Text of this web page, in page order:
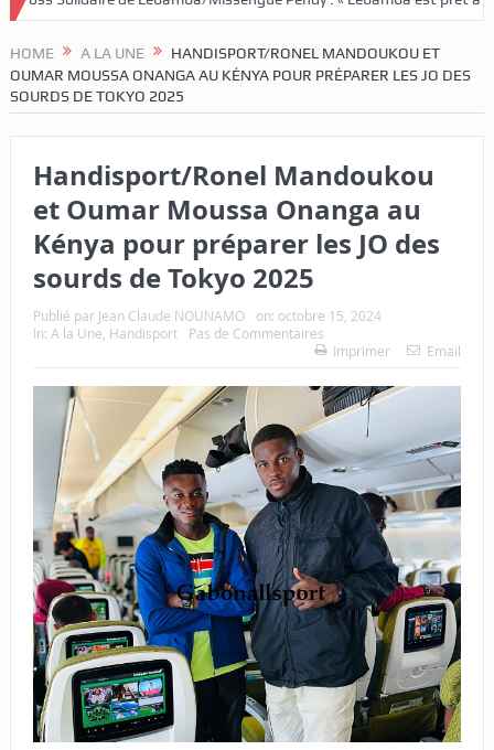
HOME A LA UNE
HANDISPORT/RONEL MANDOUKOU ET
OUMAR MOUSSA ONANGA AU KÉNYA POUR PRÉPARER LES JO DES
SOURDS DE TOKYO 2025
Handisport/Ronel Mandoukou
et Oumar Moussa Onanga au
Kénya pour préparer les JO des
sourds de Tokyo 2025
Publié par Jean Claude NOUNAMO on: octobre 15, 2024
In: A la Une Handisport
Pas de Commentaires
Imprimer
Email